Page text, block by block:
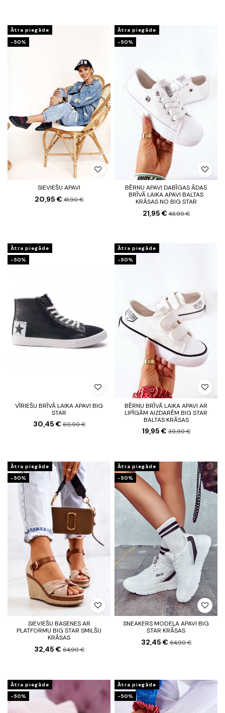
Ātra piegāde
-50%
SIEVIEŠU APAVI
20,95 € 41,90 €
Ātra piegāde
-50%
BĒRNU APAVI DABĪGAS ĀDAS
BRĪVĀ LAIKA APAVI BALTAS
KRĀSAS NO BIG STAR
21,95 €43,90 €
Ātra piegāde
-50%
VĪRIEŠU BRĪVĀ LAIKA APAVI BIG
STAR
30,45 €60,90 €
Ātra piegāde
-50%
BĒRNU BRĪVĀ LAIKA APAVI AR
LIPĪGĀM AIZDARĒM BIG STAR
BALTAS KRĀSAS
19,95 €39,90 €
Ātra piegāde
-50%
SIEVIEŠU BASENES AR
PLATFORMU BIG STAR SMILŠU
KRĀSAS
32,45 €64,90 €
Ātra piegāde
-50%
SNEAKERS MODEĻA APAVI BIG
STAR KRĀSAS
32,45 €64,90 €
Ātra piegāde
-50%
Ātra piegāde
-50%